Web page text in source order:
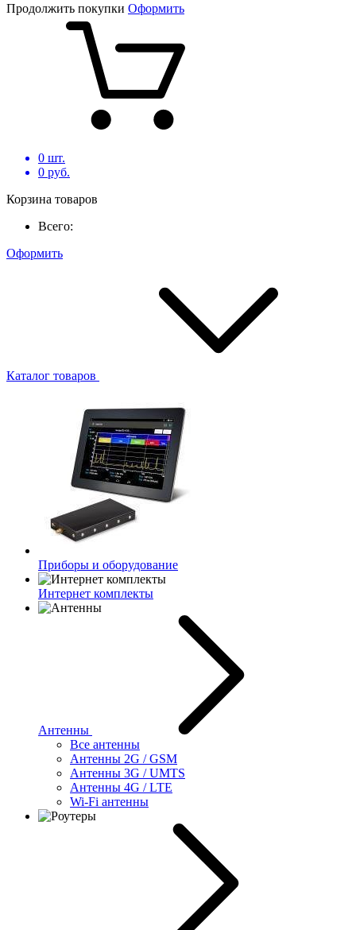
Продолжить покупки Оформить
0 шт.
0 руб.
Корзина товаров
Всего:
Оформить
Каталог товаров
Приборы и оборудование
Интернет комплекты
Антенны
Все антенны
Антенны 2G / GSM
Антенны 3G / UMTS
Антенны 4G / LTE
Wi-Fi антенны